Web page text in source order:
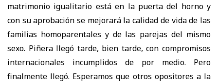
matrimonio igualitario está en la puerta del horno y
con su aprobación se mejorará la calidad de vida de las
familias homoparentales y de las parejas del mismo
sexo. Piñera llegó tarde, bien tarde, con compromisos
internacionales incumplidos de por medio. Pero
finalmente llegó. Esperamos que otros opositores a la